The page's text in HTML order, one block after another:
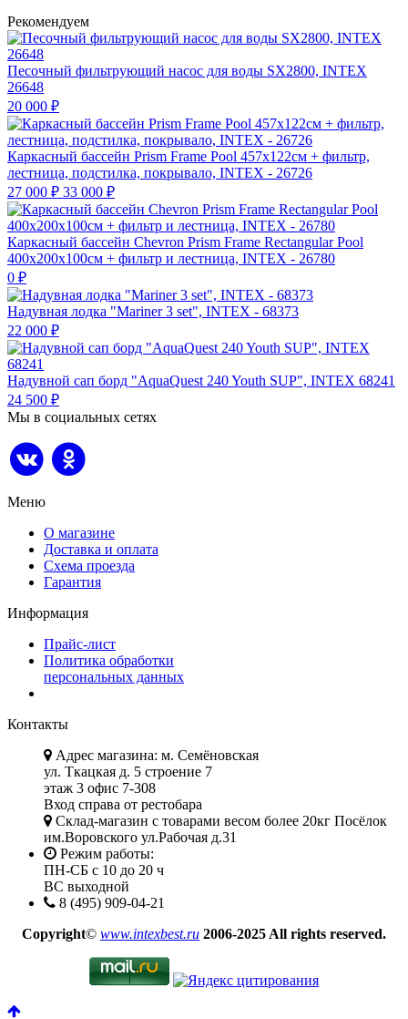
Рекомендуем
Песочный фильтрующий насос для воды SX2800, INTEX
26648
20 000 ₽
Каркасный бассейн Prism Frame Pool 457х122см + фильтр,
лестница, подстилка, покрывало, INTEX - 26726
27 000 ₽ 33 000 ₽
Каркасный бассейн Chevron Prism Frame Rectangular Pool
400х200х100см + фильтр и лестница, INTEX - 26780
0 ₽
Надувная лодка "Mariner 3 set", INTEX - 68373
22 000 ₽
Надувной сап борд "AquaQuest 240 Youth SUP", INTEX 68241
24 500 ₽
Мы в социальных сетях
Меню
О магазине
Доставка и оплата
Схема проезда
Гарантия
Информация
Прайс-лист
Политика обработки
персональных данных
Контакты
Адрес магазина: м. Семёновская
ул. Ткацкая д. 5 строение 7
этаж 3 офис 7-308
Вход справа от рестобара
Склад-магазин с товарами весом более 20кг Посёлок
им.Воровского ул.Рабочая д.31
Режим работы:
ПН-СБ с 10 до 20 ч
ВС выходной
8 (495) 909-04-21
Copyright© www.intexbest.ru 2006-2025 All rights reserved.